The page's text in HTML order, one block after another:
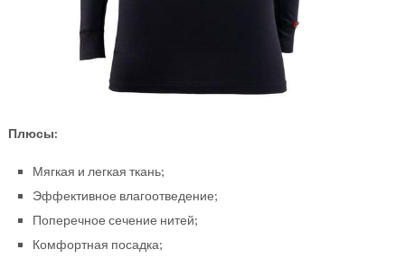
Плюсы:
Мягкая и легкая ткань;
Эффективное влагоотведение;
Поперечное сечение нитей;
Комфортная посадка;